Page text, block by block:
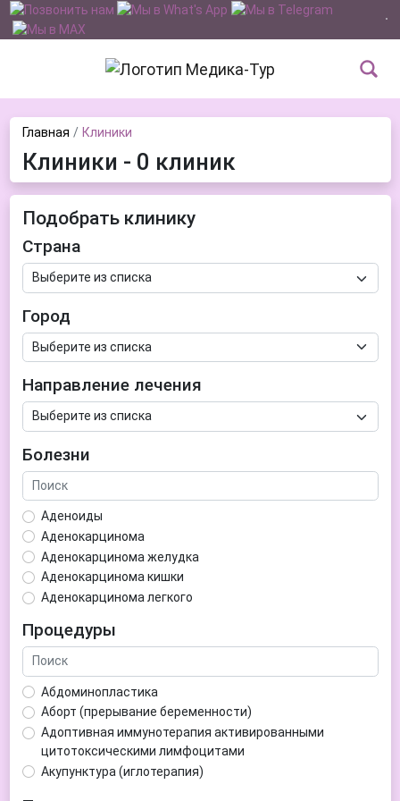
Главная Клиники
Клиники - 0 клиник
Подобрать клинику
Страна
Город
Направление лечения
Болезни
Аденоиды
Аденокарцинома
Аденокарцинома желудка
Аденокарцинома кишки
Аденокарцинома легкого
Аденома гипофиза
Аденома простаты
Аденома щитовидной железы
Аденомиоз
Адентия
Азооспермия
Акне (угри)
Алкоголизм
Процедуры
Абдоминопластика
Аборт (прерывание беременности)
Адоптивная иммунотерапия активированными
цитотоксическими лимфоцитами
Акупунктура (иглотерапия)